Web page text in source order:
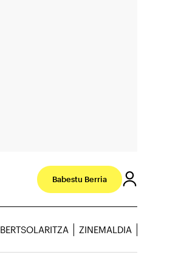
Babestu Berria
BERTSOLARITZA ZINEMALDIA